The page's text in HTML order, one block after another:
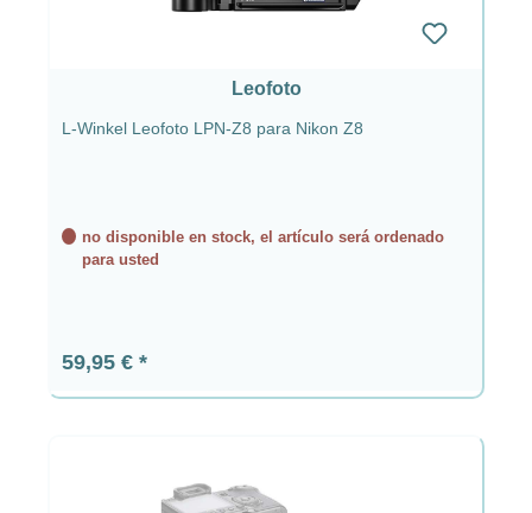
Leofoto
L-Winkel Leofoto LPN-Z8 para Nikon Z8
no disponible en stock, el artículo será ordenado
para usted
Precio normal:
59,95 €